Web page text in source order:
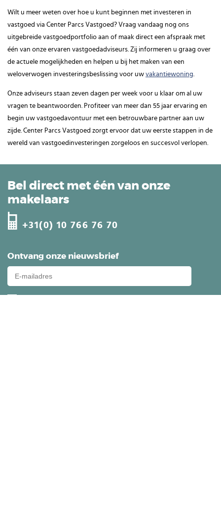
Wilt u meer weten over hoe u kunt beginnen met investeren in
vastgoed via Center Parcs Vastgoed? Vraag vandaag nog ons
uitgebreide vastgoedportfolio aan of maak direct een afspraak met
één van onze ervaren vastgoedadviseurs. Zij informeren u graag over
de actuele mogelijkheden en helpen u bij het maken van een
weloverwogen investeringsbeslissing voor uw vakantiewoning.
Onze adviseurs staan zeven dagen per week voor u klaar om al uw
vragen te beantwoorden. Profiteer van meer dan 55 jaar ervaring en
begin uw vastgoedavontuur met een betrouwbare partner aan uw
zijde. Center Parcs Vastgoed zorgt ervoor dat uw eerste stappen in de
wereld van vastgoedinvesteringen zorgeloos en succesvol verlopen.
Ontvang onze nieuwsbrief
Bel direct met één van onze
makelaars
+31(0) 10 766 76 70